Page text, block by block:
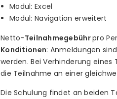
Modul: Excel
Modul: Navigation erweitert
Netto-Teilnahmegebührpro
Konditionen: Anmeldungen
werden. Bei Verhinderung
die Teilnahme an einer
Die Schulung findet an beiden